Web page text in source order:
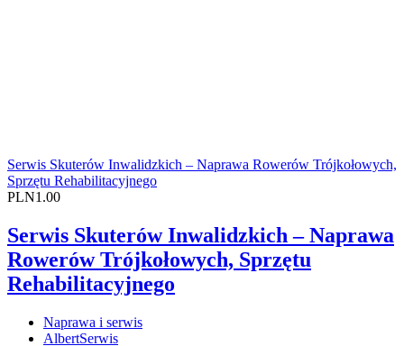
Serwis Skuterów Inwalidzkich – Naprawa Rowerów Trójkołowych,
Sprzętu Rehabilitacyjnego
PLN1.00
Serwis Skuterów Inwalidzkich – Naprawa
Rowerów Trójkołowych, Sprzętu
Rehabilitacyjnego
Naprawa i serwis
AlbertSerwis